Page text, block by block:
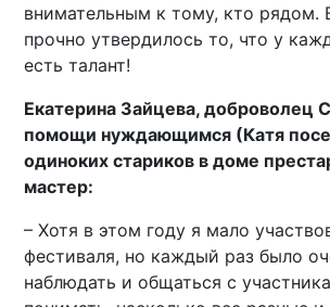
внимательным к тому, кто рядом.
прочно утвердилось то, что у
есть талант!
Екатерина Зайцева, доброволец
помощи нуждающимся (Катя
одиноких стариков в доме
мастер:
– Хотя в этом году я мало
фестиваля, но каждый раз было
наблюдать и общаться с